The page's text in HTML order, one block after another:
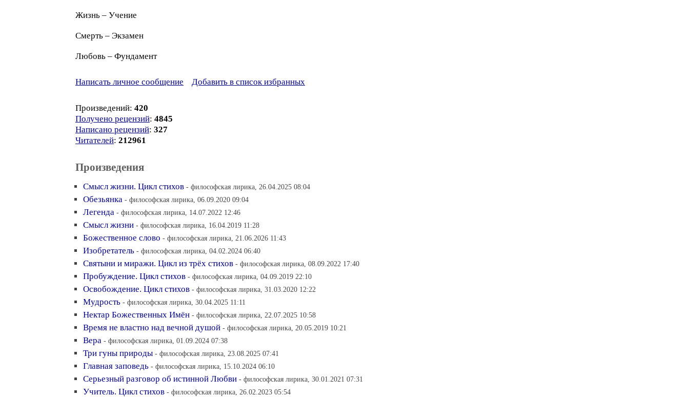
Жизнь – Учение
Смерть – Экзамен
Любовь – Фундамент
Написать личное сообщение Добавить в список избранных
Произведений: 420
Получено рецензий: 4845
Написано рецензий: 327
Читателей: 212961
Произведения
Смысл жизни. Цикл стихов - философская лирика, 26.04.2025 08:04
Обезьянка - философская лирика, 06.09.2020 09:04
Легенда - философская лирика, 14.07.2022 12:46
Смысл жизни - философская лирика, 16.04.2019 11:28
Божественное слово - философская лирика, 21.06.2026 11:43
Изобретатель - философская лирика, 04.02.2024 06:40
Святыни и миражи. Цикл из трёх стихов - философская лирика, 08.09.2022 17:40
Пробуждение. Цикл стихов - философская лирика, 04.09.2019 22:10
Освобождение. Цикл стихов - философская лирика, 31.03.2020 12:22
Мудрость - философская лирика, 30.04.2025 11:11
Нектар Божественных Имён - философская лирика, 22.07.2025 10:58
Время не властно над вечной душой - философская лирика, 20.05.2019 10:21
Вера - философская лирика, 01.09.2024 07:38
Три гуны природы - философская лирика, 23.08.2025 07:41
Главная заповедь - философская лирика, 15.10.2024 06:10
Серьезный разговор об истинной Любви - философская лирика, 30.01.2021 07:31
Учитель. Цикл стихов - философская лирика, 26.02.2023 05:54